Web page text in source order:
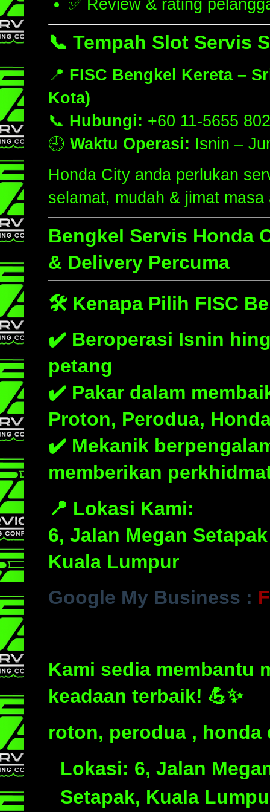
✅ Review & rating
📞 Tempah Slot Servis
📍 FISC Bengkel Kereta –
Kota)
📞 Hubungi: +60 11-5655
🕘 Waktu Operasi: Isnin –
Honda City anda perlukan
selamat, mudah & jimat masa
Bengkel Servis Honda
& Delivery Percuma
🛠️ Kenapa Pilih FISC
✔️ Beroperasi Isnin
petang
✔️ Pakar dalam
Proton, Perodua,
✔️ Mekanik
memberikan
📍 Lokasi Kami:
6, Jalan Megan
Kuala Lumpur
Google My Business :
Kami sedia membantu
keadaan terbaik! 💪✨
roton, perodua , honda
Lokasi: 6, Jalan
Setapak, Kuala